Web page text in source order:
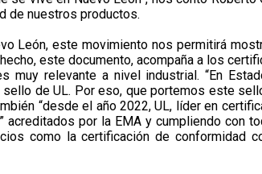
de nuestros productos.
León, este movimiento nos permitirá
este documento, acompaña a los
muy relevante a nivel industrial. “En
de UL. Por eso, que portemos este
“desde el año 2022, UL, líder en
acreditados por la EMA y cumpliendo
como la certificación de conformidad